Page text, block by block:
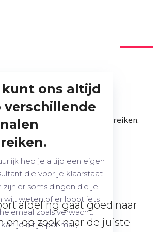
kunt ons altijd
verschillende
heb je altijd een eigen
die voor je klaarstaat.
zijn er soms dingen die je
wilt weten of er loopt iets
zoals verwacht.
je altijd per mail,
afdeling gaat goed naar
en op zoek naar de juiste